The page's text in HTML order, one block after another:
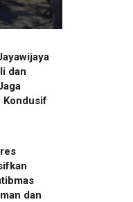
dan
Kondusif
dan